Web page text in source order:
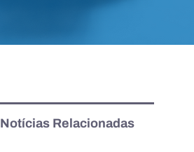
Notícias Relacionadas